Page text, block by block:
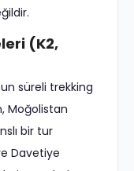
(K2,
süreli trekking
Moğolistan
bir tur
Davetiye